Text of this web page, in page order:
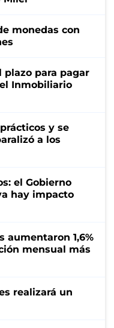
monedas con
plazo para pagar
Inmobiliario
y se
a los
el Gobierno
hay impacto
aumentaron 1,6%
mensual más
realizará un